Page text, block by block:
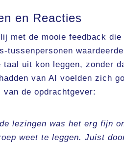
en Reacties
met de mooie feedback
tussenpersonen
taal uit kon leggen, zonder
van AI voelden zich
van de opdrachtgever:
lezingen was het erg fijn
weet te leggen. Juist